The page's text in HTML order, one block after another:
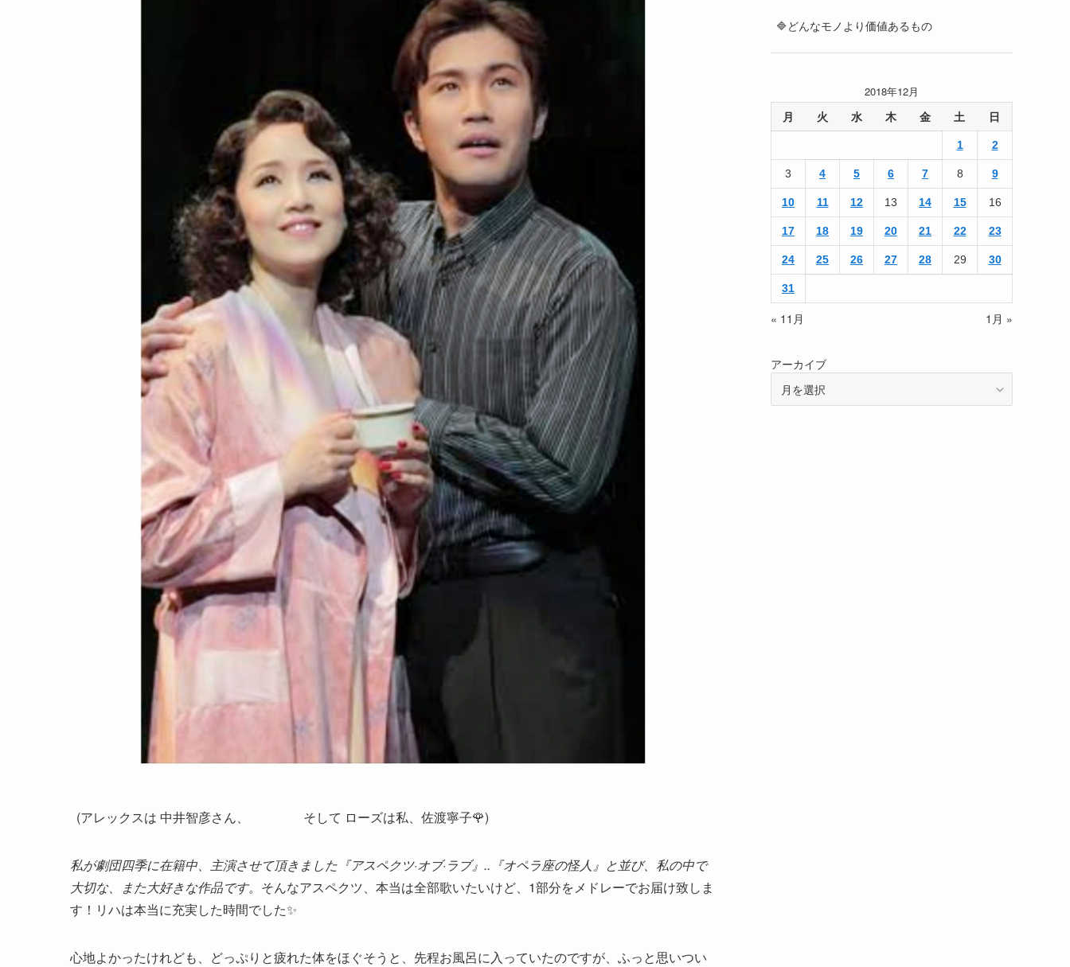
(アレックスは 中井智彦さん、 そして ローズは私、佐渡寧子🌹)
私が劇団四季に在籍中、主演させて頂きました『アスペクツ·オブ·ラブ』..『オペラ座の怪人』と並び、私の中で
大切な、また大好きな作品です。 そんなアスペクツ、本当は全部歌いたいけど、1部分をメドレーでお届け致しま
す！リハは本当に充実した時間でした✨
心地よかったけれども、どっぷりと疲れた体をほぐそうと、先程お風呂に入っていたのですが、ふっと思いつい
🔷どんなモノより価値あるもの
2018年12月
月 火 水 木 金 土 日
1 2
3 4 5 6 7 8 9
10 11 12 13 14 15 16
17 18 19 20 21 22 23
24 25 26 27 28 29 30
31
« 11月 1月 »
アーカイブ